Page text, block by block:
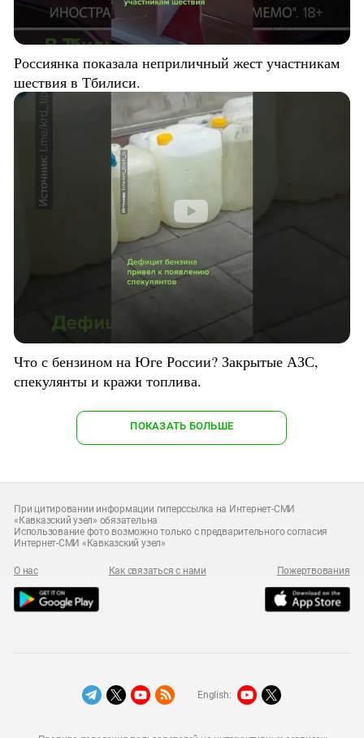
Россиянка показала неприличный жест участникам
шествия в Тбилиси.
Что с бензином на Юге России? Закрытые АЗС,
спекулянты и кражи топлива.
ПОКАЗАТЬ БОЛЬШЕ
При цитировании информации гиперссылка на Интернет-СМИ
«Кавказский узел» обязательна
Использование фото возможно только с предварительного согласия
Интернет-СМИ «Кавказский узел»
О нас Как связаться с нами Пожертвования
English: